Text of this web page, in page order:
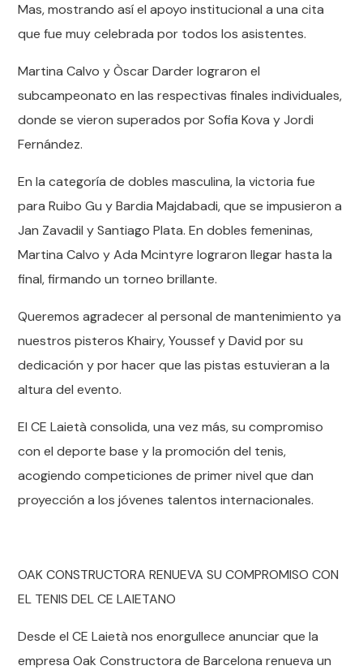
Mas, mostrando así el apoyo institucional a una cita
que fue muy celebrada por todos los asistentes.
Martina Calvo y Òscar Darder lograron el
subcampeonato en las respectivas finales individuales,
donde se vieron superados por Sofia Kova y Jordi
Fernández.
En la categoría de dobles masculina, la victoria fue
para Ruibo Gu y Bardia Majdabadi, que se impusieron a
Jan Zavadil y Santiago Plata. En dobles femeninas,
Martina Calvo y Ada Mcintyre lograron llegar hasta la
final, firmando un torneo brillante.
Queremos agradecer al personal de mantenimiento ya
nuestros pisteros Khairy, Youssef y David por su
dedicación y por hacer que las pistas estuvieran a la
altura del evento.
El CE Laietà consolida, una vez más, su compromiso
con el deporte base y la promoción del tenis,
acogiendo competiciones de primer nivel que dan
proyección a los jóvenes talentos internacionales.
OAK CONSTRUCTORA RENUEVA SU COMPROMISO CON
EL TENIS DEL CE LAIETANO
Desde el CE Laietà nos enorgullece anunciar que la
empresa Oak Constructora de Barcelona renueva un